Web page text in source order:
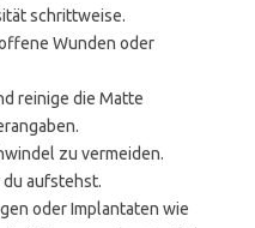
schrittweise.
Wunden oder
reinige die Matte
zu vermeiden.
aufstehst.
oder Implantaten wie